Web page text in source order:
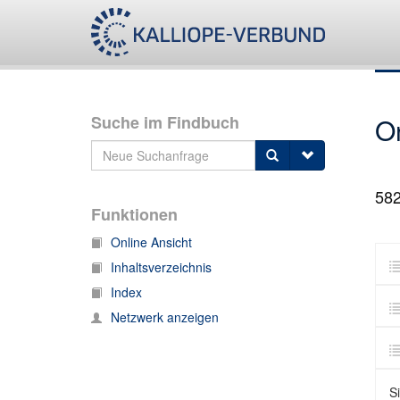
Suche im Findbuch
Funktionen
Online Ansicht
Inhaltsverzeichnis
Index
Netzwerk anzeigen